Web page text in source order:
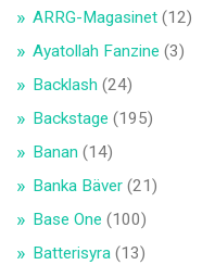
ARRG-Magasinet (12)
Ayatollah Fanzine (3)
Backlash (24)
Backstage (195)
Banan (14)
Banka Bäver (21)
Base One (100)
Batterisyra (13)